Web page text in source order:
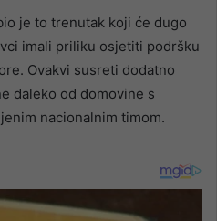
je to trenutak koji će dugo
imali priliku osjetiti podršku
Ovakvi susreti dodatno
daleko od domovine s
nacionalnim timom.